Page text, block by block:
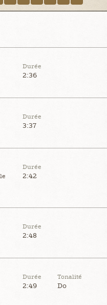
Durée
2:36
Durée
3:37
Durée
2:42
Durée
2:48
Durée
2:49
Tonalité
Do